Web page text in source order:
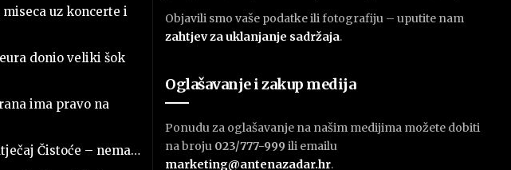
miseca uz koncerte i
eura donio veliki šok
ima pravo na
Čistoće – nema…
Objavili smo vaše podatke ili fotografiju – uputite nam
zahtjev za uklanjanje sadržaja.
Oglašavanje i zakup medija
Ponudu za oglašavanje na našim medijima možete dobiti
na broju 023/777-999 ili emailu
marketing@antenazadar.hr.